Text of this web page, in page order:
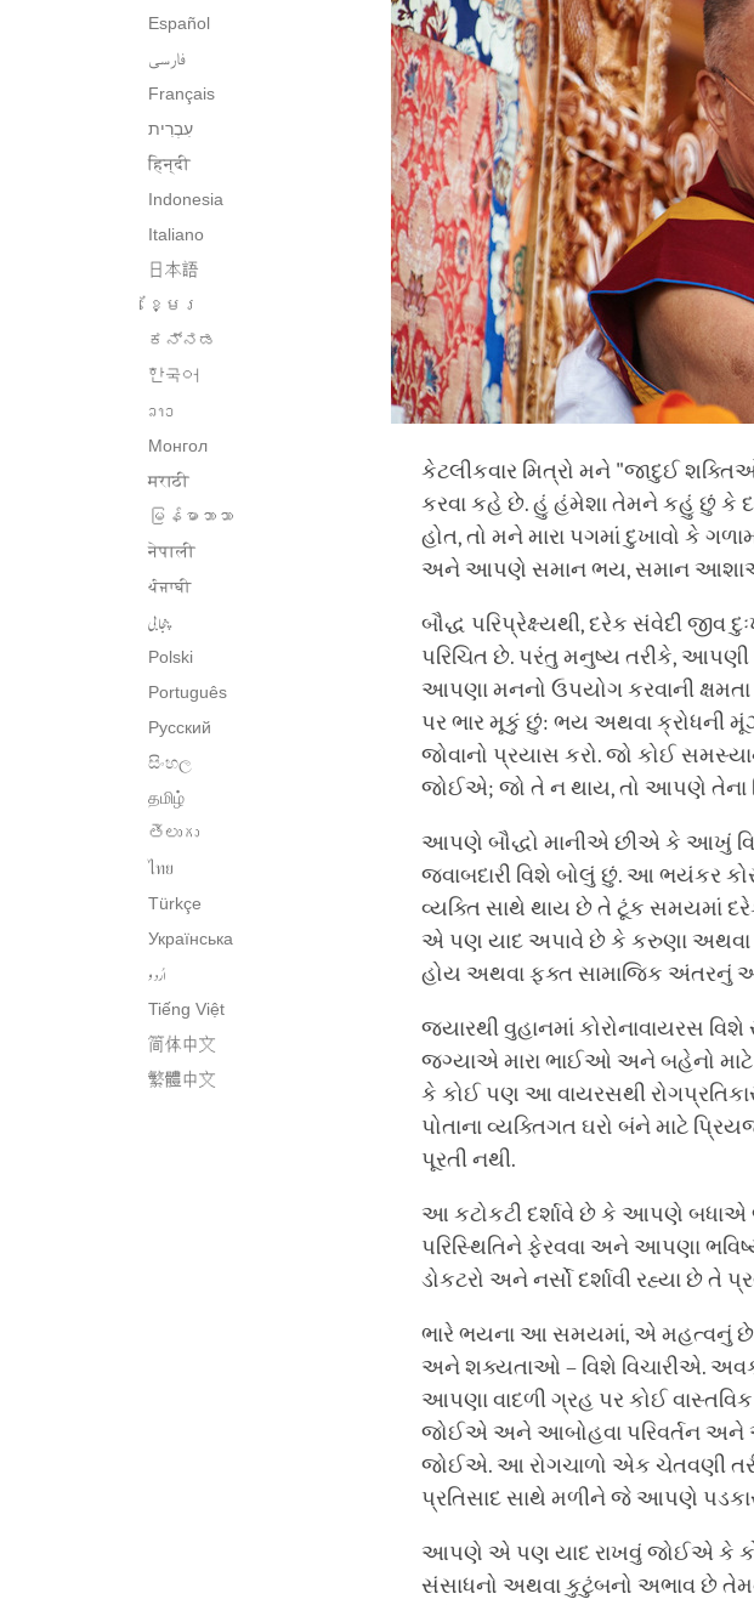
Español
فارسی
Français
हिन्दी
Indonesia
Italiano
日本語
ខ្មែរ
ಕನ್ನಡ
한국어
ລາວ
Монгол
मराठी
မြန်မာဘာသာ
नेपाली
ਪੰਜਾਬੀ
پنجابی
Polski
Português
Русский
සිංහල
தமிழ்
తెలుగు
ไทย
Türkçe
Українська
اُردو
Tiếng Việt
简体中文
繁體中文
કેટલીકવાર મિત્રો મને "જાદુઈ
કરવા કહે છે. હું હંમેશા તેમને કહું છું કે
હોત, તો મને મારા પગમાં દુખાવો કે
અને આપણે સમાન ભય, સમાન
બૌદ્ધ પરિપ્રેક્ષ્યથી, દરેક સંવેદી જીવ
પરિચિત છે. પરંતુ મનુષ્ય તરીકે,
આપણા મનનો ઉપયોગ કરવાની ક્ષમતા
પર ભાર મૂકું છું: ભય અથવા ક્રોધની
જોવાનો પ્રયાસ કરો. જો કોઈ
જોઈએ; જો તે ન થાય, તો આપણે તેના
આપણે બૌદ્ધો માનીએ છીએ કે આખું વિશ્વ
જવાબદારી વિશે બોલું છું. આ ભયંકર
વ્યક્તિ સાથે થાય છે તે ટૂંક સમયમાં
એ પણ યાદ અપાવે છે કે કરુણા અથવા
હોય અથવા ફક્ત સામાજિક અંતરનું
જ્યારથી વુહાનમાં કોરોનાવાયરસ
જગ્યાએ મારા ભાઈઓ અને બહેનો
કે કોઈ પણ આ વાયરસથી
પોતાના વ્યક્તિગત ઘરો બંને માટે
પૂરતી નથી.
આ કટોકટી દર્શાવે છે કે આપણે બધાએ
પરિસ્થિતિને ફેરવવા અને આપણા
ડોકટરો અને નર્સો દર્શાવી રહ્યા છે
ભારે ભયના આ સમયમાં, એ મહત્વનું છે
અને શક્યતાઓ – વિશે વિચારીએ.
આપણા વાદળી ગ્રહ પર કોઈ
જોઈએ અને આબોહવા પરિવર્તન અને
જોઈએ. આ રોગચાળો એક ચેતવણી
પ્રતિસાદ સાથે મળીને જે આપણે
આપણે એ પણ યાદ રાખવું જોઈએ કે
સંસાધનો અથવા કુટુંબનો અભાવ છે